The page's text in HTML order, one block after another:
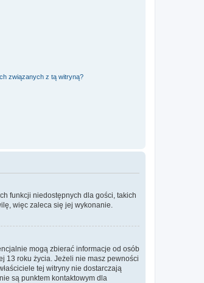
związanych z tą witryną?
funkcji niedostępnych dla gości, takich
więc zaleca się jej wykonanie.
mogą zbierać informacje od osób
13 roku życia. Jeżeli nie masz pewności
tej witryny nie dostarczają
są punktem kontaktowym dla